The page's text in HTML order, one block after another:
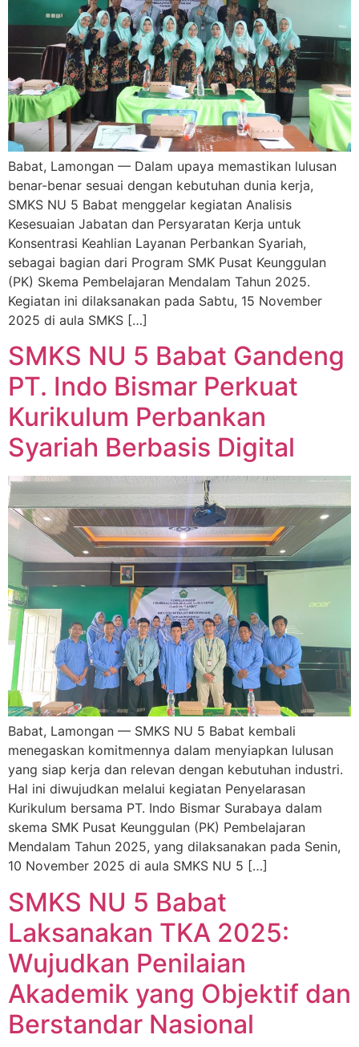
Babat, Lamongan — Dalam upaya memastikan lulusan
benar-benar sesuai dengan kebutuhan dunia kerja,
SMKS NU 5 Babat menggelar kegiatan Analisis
Kesesuaian Jabatan dan Persyaratan Kerja untuk
Konsentrasi Keahlian Layanan Perbankan Syariah,
sebagai bagian dari Program SMK Pusat Keunggulan
(PK) Skema Pembelajaran Mendalam Tahun 2025.
Kegiatan ini dilaksanakan pada Sabtu, 15 November
2025 di aula SMKS […]
SMKS NU 5 Babat Gandeng
PT. Indo Bismar Perkuat
Kurikulum Perbankan
Syariah Berbasis Digital
Babat, Lamongan — SMKS NU 5 Babat kembali
menegaskan komitmennya dalam menyiapkan lulusan
yang siap kerja dan relevan dengan kebutuhan industri.
Hal ini diwujudkan melalui kegiatan Penyelarasan
Kurikulum bersama PT. Indo Bismar Surabaya dalam
skema SMK Pusat Keunggulan (PK) Pembelajaran
Mendalam Tahun 2025, yang dilaksanakan pada Senin,
10 November 2025 di aula SMKS NU 5 […]
SMKS NU 5 Babat
Laksanakan TKA 2025:
Wujudkan Penilaian
Akademik yang Objektif dan
Berstandar Nasional